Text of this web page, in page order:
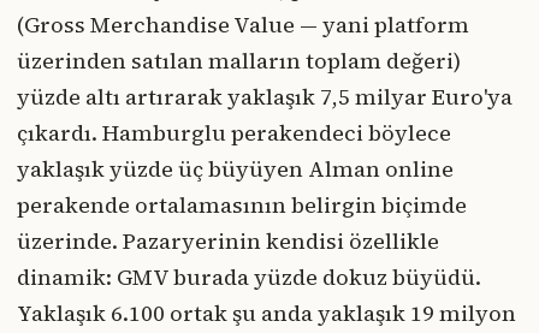
(Gross Merchandise Value — yani platform
üzerinden satılan malların toplam değeri)
yüzde altı artırarak yaklaşık 7,5 milyar Euro'ya
çıkardı. Hamburglu perakendeci böylece
yaklaşık yüzde üç büyüyen Alman online
perakende ortalamasının belirgin biçimde
üzerinde. Pazaryerinin kendisi özellikle
dinamik: GMV burada yüzde dokuz büyüdü.
Yaklaşık 6.100 ortak şu anda yaklaşık 19 milyon